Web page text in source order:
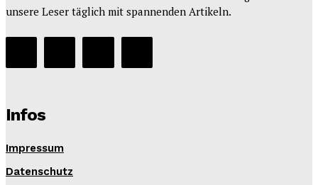
unsere Leser täglich mit spannenden Artikeln.
Infos
Impressum
Datenschutz